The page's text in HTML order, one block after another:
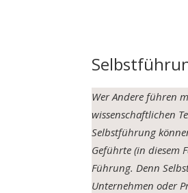
Wer Andere führen
wissenschaftlichen
Selbstführung
Geführte (in diesem
Führung. Denn
Unternehmen oder